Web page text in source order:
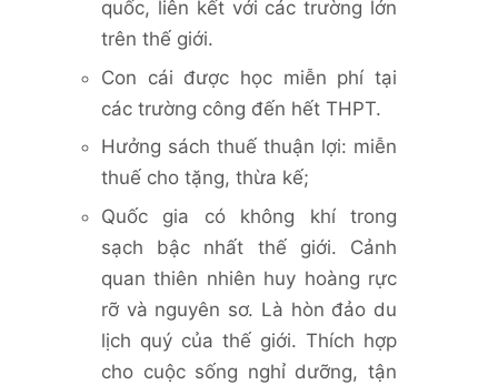
quốc, liên kết với các trường lớn
trên thế giới.
Con cái được học miễn phí tại
các trường công đến hết THPT.
Hưởng sách thuế thuận lợi: miễn
thuế cho tặng, thừa kế;
Quốc gia có không khí trong
sạch bậc nhất thế giới. Cảnh
quan thiên nhiên huy hoàng rực
rỡ và nguyên sơ. Là hòn đảo du
lịch quý của thế giới. Thích hợp
cho cuộc sống nghỉ dưỡng, tận